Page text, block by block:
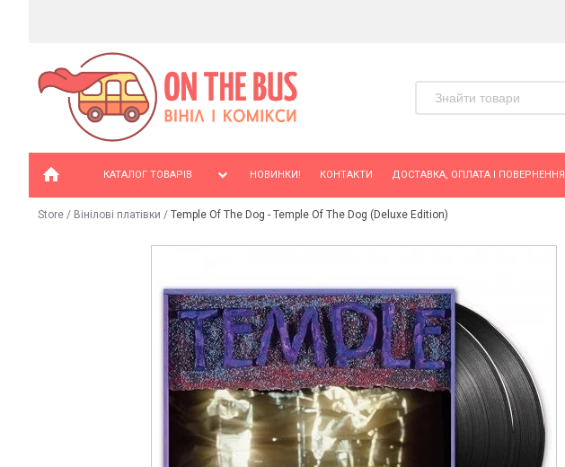
КАТАЛОГ ТОВАРІВ НОВИНКИ! КОНТАКТИ ДОСТАВКА, ОПЛАТА І ПОВЕРНЕННЯ
Store / Вінілові платівки / Temple Of The Dog - Temple Of The Dog (Deluxe Edition)